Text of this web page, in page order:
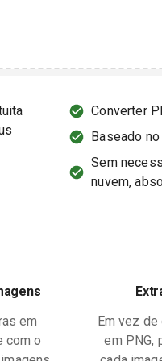
Converter
Baseado
Sem
nuvem,
em
com o
Em vez
em PNG,